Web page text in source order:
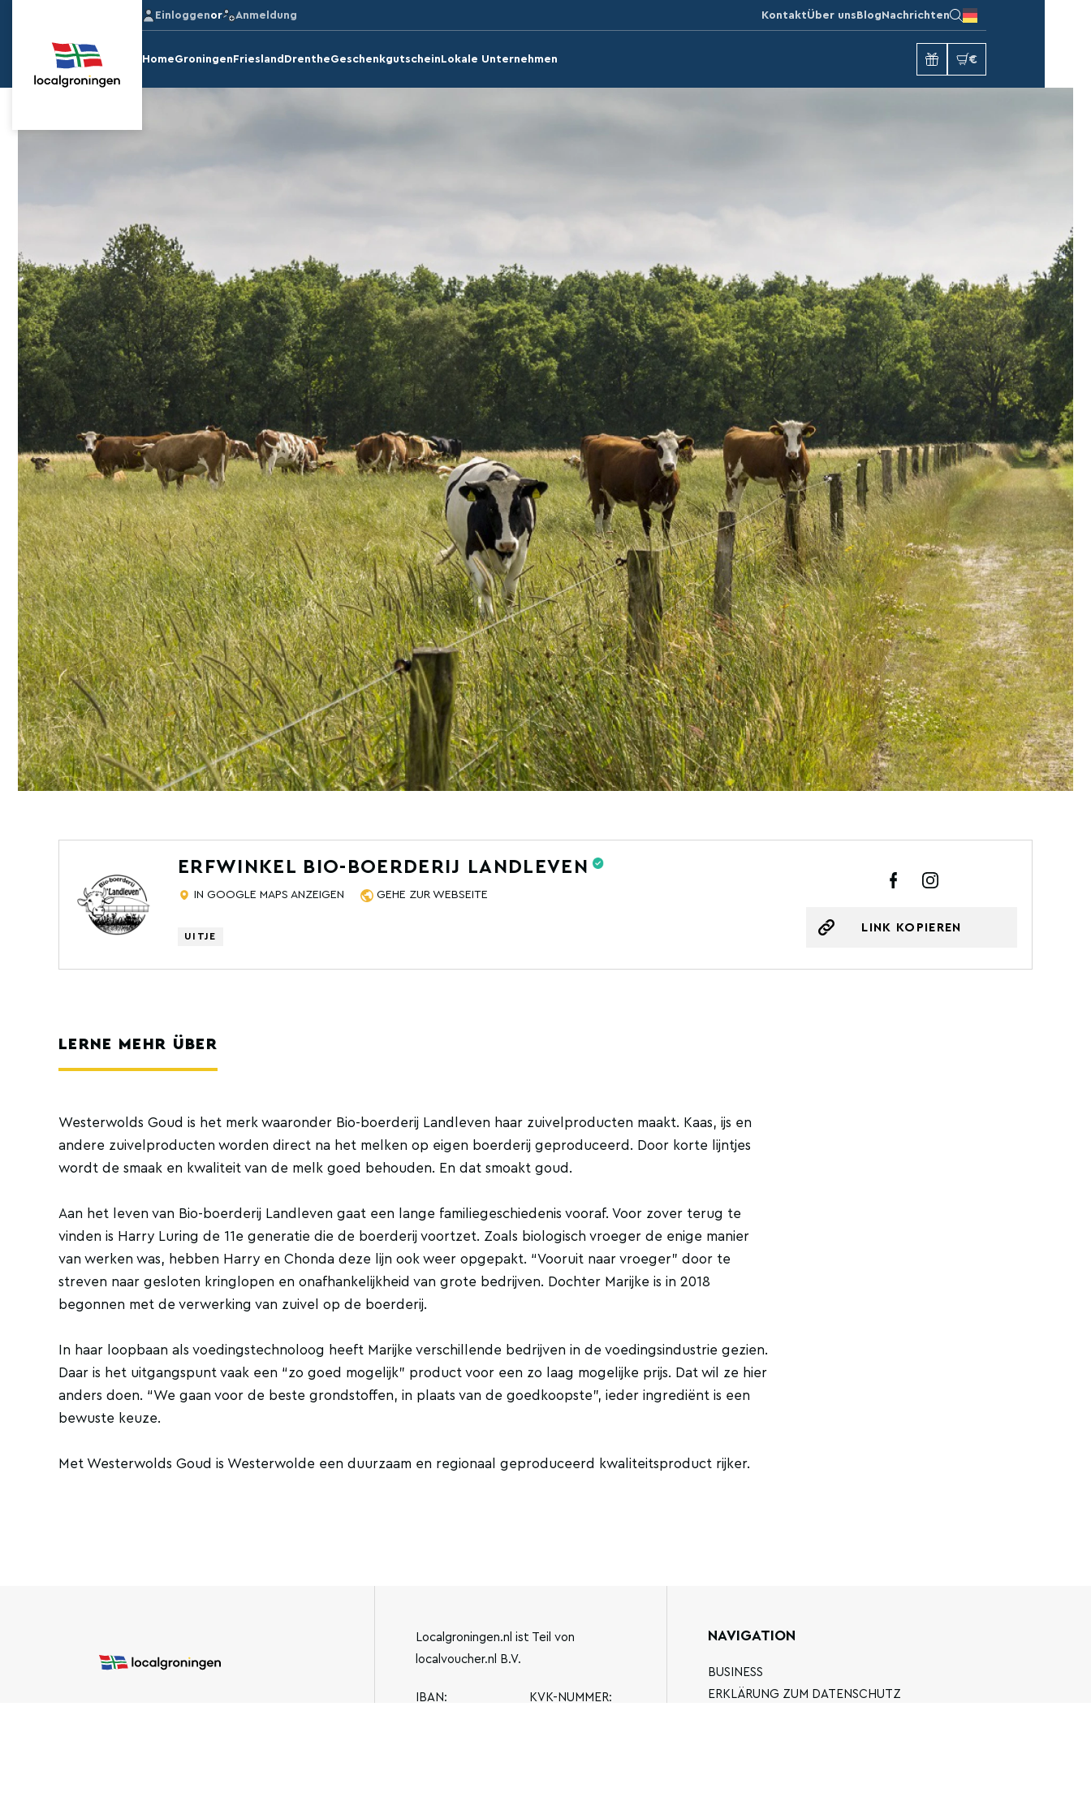
Einloggenor Anmeldung KontaktÜber uns Blog Nachrichten
HomeGroningen Friesland DrentheGeschenkgutschein Lokale Unternehmen €
ERFWINKEL BIO-BOERDERIJ LANDLEVEN
IN GOOGLE MAPS ANZEIGEN GEHE ZUR WEBSEITE
UITJE
LINK KOPIEREN
LERNE MEHR ÜBER
Westerwolds Goud is het merk waaronder Bio-boerderij Landleven haar zuivelproducten maakt. Kaas, ijs en
andere zuivelproducten worden direct na het melken op eigen boerderij geproduceerd. Door korte lijntjes
wordt de smaak en kwaliteit van de melk goed behouden. En dat smoakt goud.
Aan het leven van Bio-boerderij Landleven gaat een lange familiegeschiedenis vooraf. Voor zover terug te
vinden is Harry Luring de 11e generatie die de boerderij voortzet. Zoals biologisch vroeger de enige manier
van werken was, hebben Harry en Chonda deze lijn ook weer opgepakt. “Vooruit naar vroeger” door te
streven naar gesloten kringlopen en onafhankelijkheid van grote bedrijven. Dochter Marijke is in 2018
begonnen met de verwerking van zuivel op de boerderij.
In haar loopbaan als voedingstechnoloog heeft Marijke verschillende bedrijven in de voedingsindustrie gezien.
Daar is het uitgangspunt vaak een “zo goed mogelijk” product voor een zo laag mogelijke prijs. Dat wil ze hier
anders doen. “We gaan voor de beste grondstoffen, in plaats van de goedkoopste”, ieder ingrediënt is een
bewuste keuze.
Met Westerwolds Goud is Westerwolde een duurzaam en regionaal geproduceerd kwaliteitsproduct rijker.
Localgroningen.nl ist Teil von
localvoucher.nl B.V.
IBAN:
KVK-NUMMER:
NAVIGATION
BUSINESS
ERKLÄRUNG ZUM DATENSCHUTZ